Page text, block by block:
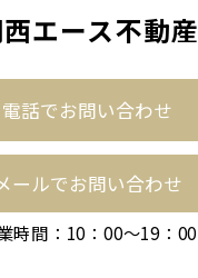
エース不動産
電話でお問い合わせ
ールでお問い合わせ
時間：10：00～19：00